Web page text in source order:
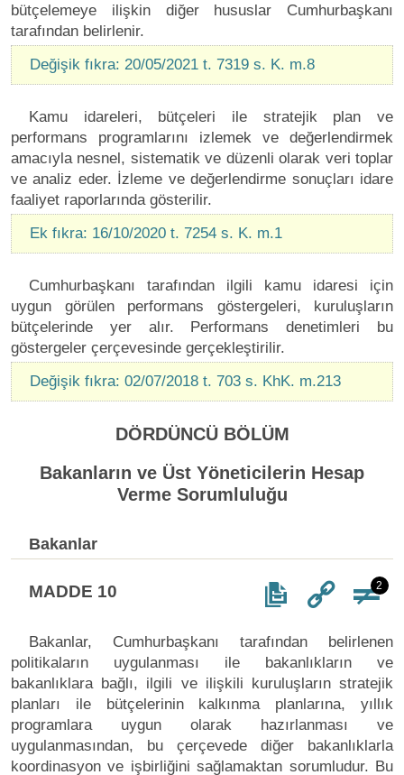
bütçelemeye ilişkin diğer hususlar Cumhurbaşkanı
tarafından belirlenir.
Değişik fıkra: 20/05/2021 t. 7319 s. K. m.8
Kamu idareleri, bütçeleri ile stratejik plan ve
performans programlarını izlemek ve değerlendirmek
amacıyla nesnel, sistematik ve düzenli olarak veri toplar
ve analiz eder. İzleme ve değerlendirme sonuçları idare
faaliyet raporlarında gösterilir.
Ek fıkra: 16/10/2020 t. 7254 s. K. m.1
Cumhurbaşkanı tarafından ilgili kamu idaresi için
uygun görülen performans göstergeleri, kuruluşların
bütçelerinde yer alır. Performans denetimleri bu
göstergeler çerçevesinde gerçekleştirilir.
Değişik fıkra: 02/07/2018 t. 703 s. KhK. m.213
DÖRDÜNCÜ BÖLÜM
Bakanların ve Üst Yöneticilerin Hesap
Verme Sorumluluğu
Bakanlar
MADDE 10 2
Bakanlar, Cumhurbaşkanı tarafından belirlenen
politikaların uygulanması ile bakanlıkların ve
bakanlıklara bağlı, ilgili ve ilişkili kuruluşların stratejik
planları ile bütçelerinin kalkınma planlarına, yıllık
programlara uygun olarak hazırlanması ve
uygulanmasından, bu çerçevede diğer bakanlıklarla
koordinasyon ve işbirliğini sağlamaktan sorumludur. Bu